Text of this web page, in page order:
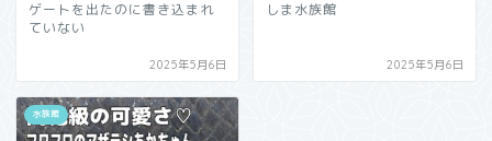
ゲートを出たのに書き込まれ
ていない
2025年5月6日
しま水族館
2025年5月6日
水族館